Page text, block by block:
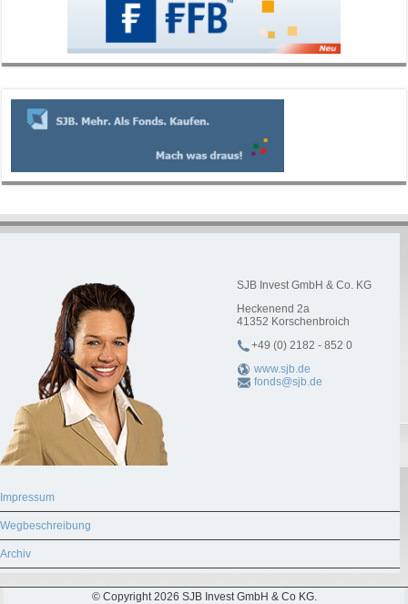
SJB Invest GmbH & Co. KG
Heckenend 2a
41352 Korschenbroich
+49 (0) 2182 - 852 0
www.sjb.de
fonds@sjb.de
Impressum
Wegbeschreibung
Archiv
© Copyright 2026 SJB Invest GmbH & Co KG.